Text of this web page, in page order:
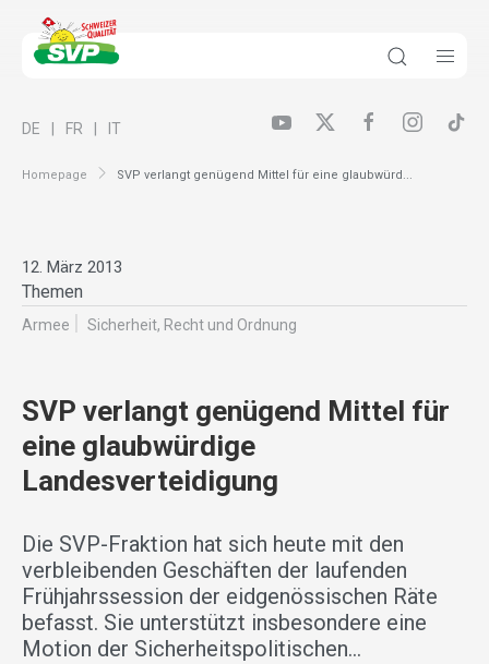
Homepage SVP verlangt genügend Mittel für eine glaubwürd...
DE FR IT
12. März 2013
Themen
Armee Sicherheit, Recht und Ordnung
SVP verlangt genügend Mittel für
eine glaubwürdige
Landesverteidigung
Die SVP-Fraktion hat sich heute mit den
verbleibenden Geschäften der laufenden
Frühjahrssession der eidgenössischen Räte
befasst. Sie unterstützt insbesondere eine
Motion der Sicherheitspolitischen…